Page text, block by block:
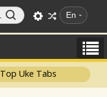
En
Top Uke Tabs